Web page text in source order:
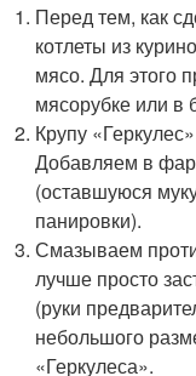
Перед тем, как
котлеты из
мясо. Для этого
мясорубке или в
Крупу
Добавляем в
(оставшуюся
панировки).
Смазываем
лучше просто
(руки
небольшого
«Геркулеса».